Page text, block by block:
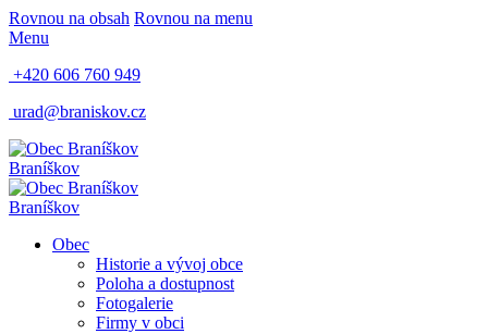
Rovnou na obsah Rovnou na menu
Menu
+420 606 760 949
urad@braniskov.cz
Braníškov
Braníškov
Obec
Historie a vývoj obce
Poloha a dostupnost
Fotogalerie
Firmy v obci